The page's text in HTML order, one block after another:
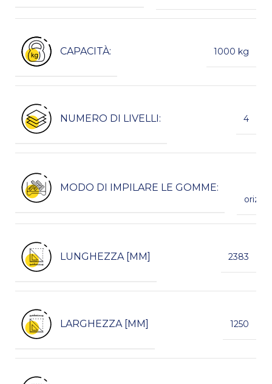
CAPACITÀ: 1000 kg
NUMERO DI LIVELLI: 4
MODO DI IMPILARE LE GOMME:
LUNGHEZZA [MM] 2383
LARGHEZZA [MM] 1250